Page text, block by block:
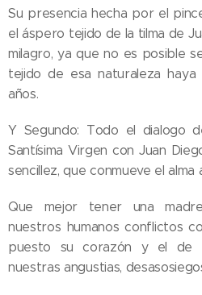
Su presencia hecha por el
el áspero tejido de la tilma de
milagro, ya que no es posible
tejido de esa naturaleza
años.
Y Segundo: Todo el dialogo
Santísima Virgen con Juan
sencillez, que conmueve el alma
Que mejor tener una
nuestros humanos conflictos
puesto su corazón y el de
nuestras angustias,